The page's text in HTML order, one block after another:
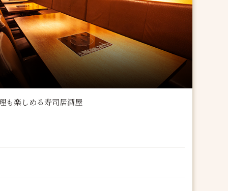
も楽しめる寿司居酒屋